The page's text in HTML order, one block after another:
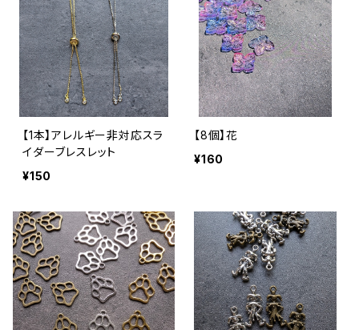
【1本】アレルギー非対応スラ
イダーブレスレット
¥150
【8個】花
¥160